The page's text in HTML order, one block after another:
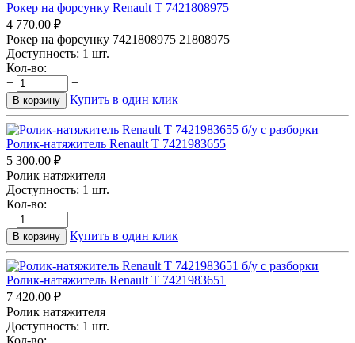
Рокер на форсунку Renault T 7421808975
4 770.00 ₽
Рокер на форсунку 7421808975 21808975
Доступность: 1 шт.
Кол-во:
+
−
В корзину Купить в один клик
Ролик-натяжитель Renault T 7421983655
5 300.00 ₽
Ролик натяжителя
Доступность: 1 шт.
Кол-во:
+
−
В корзину Купить в один клик
Ролик-натяжитель Renault T 7421983651
7 420.00 ₽
Ролик натяжителя
Доступность: 1 шт.